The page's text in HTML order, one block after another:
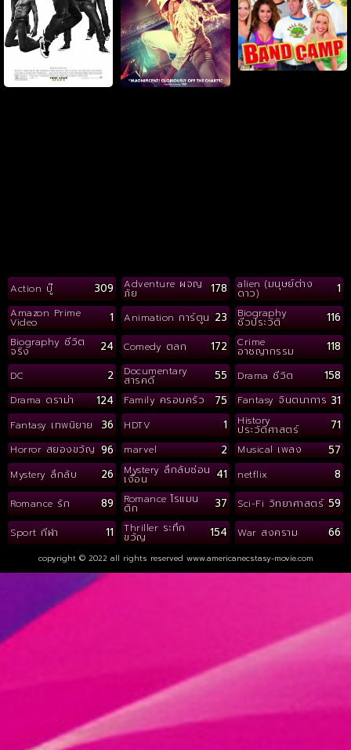
Action บู๊ 309 Adventure ผจญ
ภัย 178 alien (มนุษย์ต่าง
ดาว) 1
Amazon Prime
Video 1 Animation การ์ตูน 23 Biography
ชีวประวัติ 116
Biography ชีวิต
จริง 24 Comedy ตลก 172 Crime
อาชญากรรม 118
DC 2 Documentary
สารคดี 55 Drama ชีวิต 158
Drama ดราม่า 124 Family ครอบครัว 75 Fantasy จินตนาการ 31
Fantasy เทพนิยาย 36 HDTV 1 History
ประวัติศาสตร์ 71
Horror สยองขวัญ 96 marvel 2 Musical เพลง 57
Mystery ลึกลับ 26 Mystery ลึกลับซ่อน
เงื่อน 41 netflix 8
Romance รัก 89 Romance โรแมน
ติก 37 Sci-Fi วิทยาศาสตร์ 59
Sport กีฬา 11 Thriller ระทึก
ขวัญ 154 War สงคราม 66
copyright © 2022 all rights reserved www.americanecstasy-movie.com